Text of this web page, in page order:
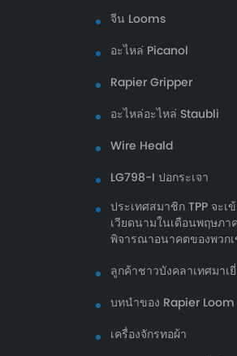
จีน Looms
อะไหล่ Picanol
Rapier Gripper
อะไหล่อะไหล่ Staubli
Wire Heald
LG798-I ปอกระเจา
ประเทศสมาชิก TPP จะ
เวียดนามในเดือนพฤษภา
พิจารณาอนาคตของพวก
ลูกค้าชาวบังคลาเทศมาเ
บทนำของ Rapier Loom
เครื่องจักรทอผ้า